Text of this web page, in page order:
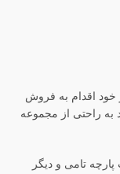
اقدام به فروش
به راحتی از مجموعه
تامی و دیگر